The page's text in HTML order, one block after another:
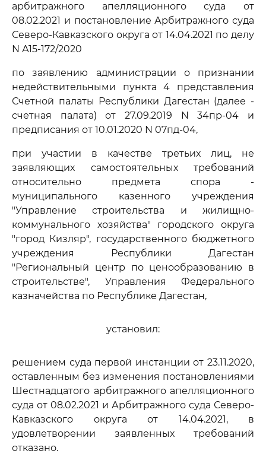
арбитражного апелляционного суда от
08.02.2021 и постановление Арбитражного суда
Северо-Кавказского округа от 14.04.2021 по делу
N А15-172/2020
по заявлению администрации о признании
недействительными пункта 4 представления
Счетной палаты Республики Дагестан (далее -
счетная палата) от 27.09.2019 N 34пр-04 и
предписания от 10.01.2020 N 07пд-04,
при участии в качестве третьих лиц, не
заявляющих самостоятельных требований
относительно предмета спора -
муниципального казенного учреждения
"Управление строительства и жилищно-
коммунального хозяйства" городского округа
"город Кизляр", государственного бюджетного
учреждения Республики Дагестан
"Региональный центр по ценообразованию в
строительстве", Управления Федерального
казначейства по Республике Дагестан,
установил:
решением суда первой инстанции от 23.11.2020,
оставленным без изменения постановлениями
Шестнадцатого арбитражного апелляционного
суда от 08.02.2021 и Арбитражного суда Северо-
Кавказского округа от 14.04.2021, в
удовлетворении заявленных требований
отказано.